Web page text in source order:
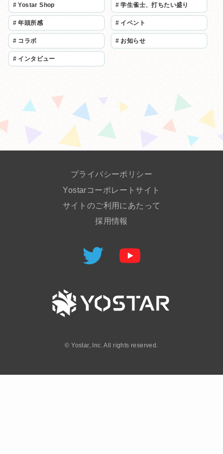
# Yostar Shop # 学生雀士、打ちたい盛り
# 年頭所感 # イベント
# コラボ # お知らせ
# インタビュー
プライバシーポリシー
Yostarコーポレートサイト
サイトのご利用にあたって
採用情報
© Yostar, Inc. All rights reserved.